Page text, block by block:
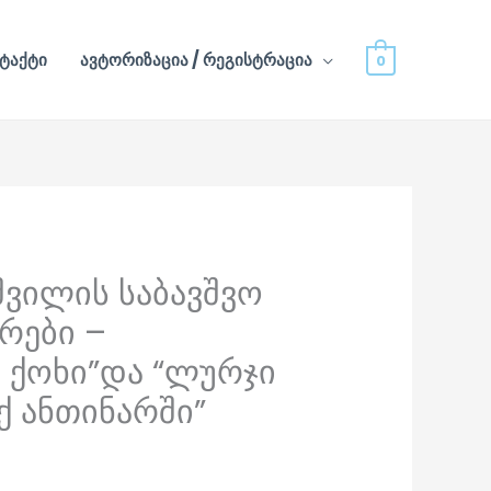
ავტორიზაცია / რეგისტრაცია 0
საბავშვო
–
ქოხი”და “ლურჯი
ანთინარში”